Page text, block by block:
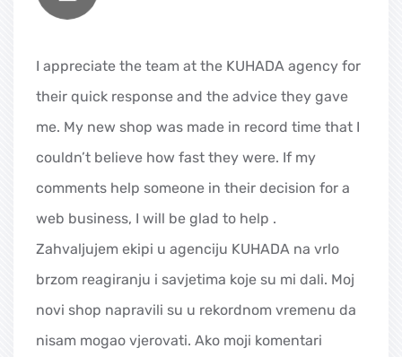
I appreciate the team at the KUHADA agency for
their quick response and the advice they gave
me. My new shop was made in record time that I
couldn’t believe how fast they were. If my
comments help someone in their decision for a
web business, I will be glad to help .
Zahvaljujem ekipi u agenciju KUHADA na vrlo
brzom reagiranju i savjetima koje su mi dali. Moj
novi shop napravili su u rekordnom vremenu da
nisam mogao vjerovati. Ako moji komentari